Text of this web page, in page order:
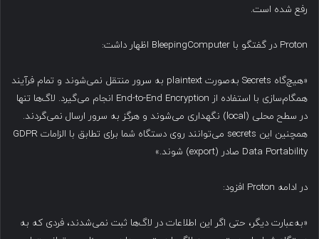
رفع شده است.
Proton در گفتگو با BleepingComputer اظهار داشت:
«هیچ‌گاه Secrets به‌صورت plaintext به سرور منتقل نمی‌شوند و تمام فرآیند
همگام‌سازی با استفاده از End-to-End Encryption انجام می‌گیرد. لاگ‌ها تنها
در سطح محلی (local) نگهداری می‌شوند و هرگز به سرور ارسال نمی‌گردند.
همچنین این secrets می‌توانند روی دستگاه شما برای تطابق با الزامات GDPR
Data Portability صادر (export) شوند.»
در ادامه Proton افزود:
«به‌عبارت دیگر، حتی اگر این اطلاعات در لاگ‌ها ثبت نمی‌شدند، فردی که به